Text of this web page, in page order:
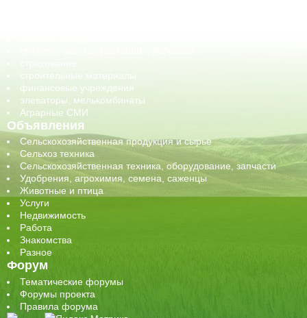
строительные материалы
финансовые учреждения
элеваторы, мелькомбинаты
Аграрные СМИ
Объявления
Сельскохозяйственная продукция и сырье
Сельхоз техника
Сельскохозяйственная техника, оборудование, запчасти
Удобрения, агрохимия, семена, саженцы
Животные и птица
Услуги
Недвижимость
Работа
Знакомства
Разное
Форум
Тематические форумы
Форумы проекта
Правила форума